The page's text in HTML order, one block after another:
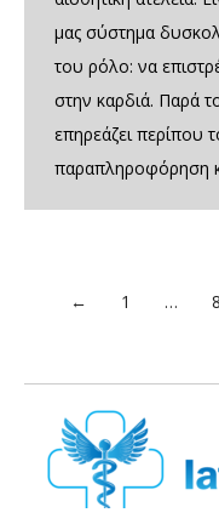
μας σύστημα
του ρόλο: να
στην καρδιά. Παρά
επηρεάζει περίπου
παραπληροφόρηση
← 1 … 8